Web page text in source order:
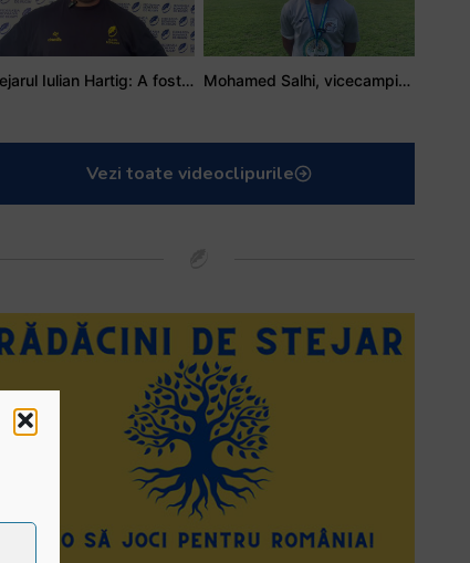
Stejarul Iulian Hartig: A fost un turneu care a unit mai mult echipa Mohamed Salhi, vicecampion național juniori I: Rugby-ul te învață să accepți și înfrângerile
Vezi toate videoclipurile